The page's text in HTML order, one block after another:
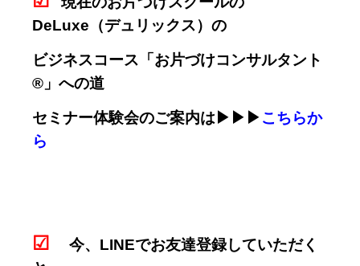
DeLuxe（デュリックス）の
ビジネスコース「お片づけコンサルタント
®」への道
セミナー体験会のご案内は▶▶▶こちらか
ら
☑
今、LINEでお友達登録していただく